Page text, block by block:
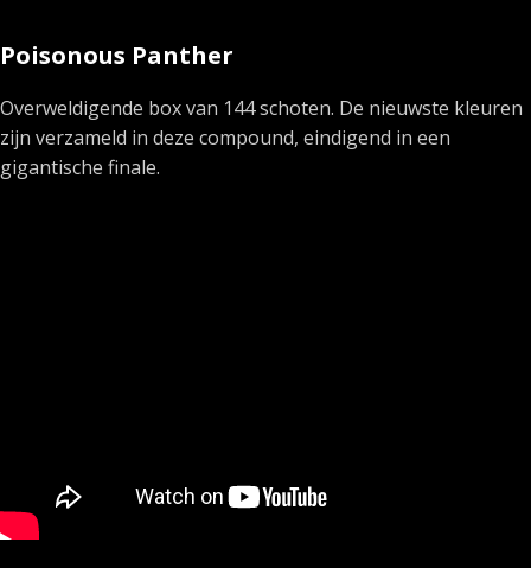
Poisonous Panther
Overweldigende box van 144 schoten. De nieuwste kleuren
zijn verzameld in deze compound, eindigend in een
gigantische finale.